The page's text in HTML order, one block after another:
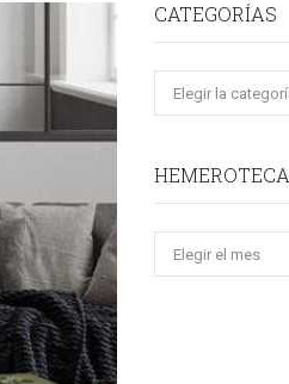
CATEGORÍAS
HEMEROTECA